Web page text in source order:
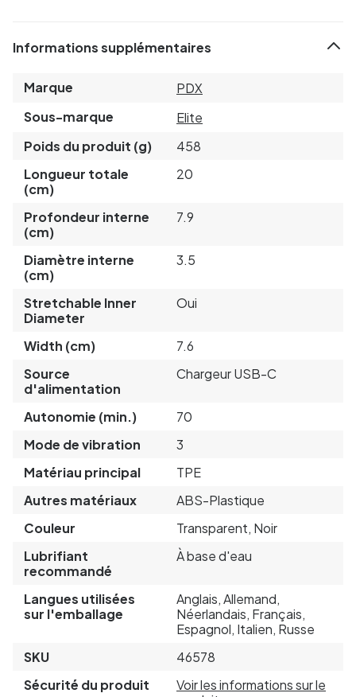
Informations supplémentaires
Marque
PDX
Sous-marque
Elite
Poids du produit (g)
458
Longueur totale
(cm)
20
Profondeur interne
(cm)
7.9
Diamètre interne
(cm)
3.5
Stretchable Inner
Diameter
Oui
Width (cm)
7.6
Source
d'alimentation
Chargeur USB-C
Autonomie (min.)
70
Mode de vibration
3
Matériau principal
TPE
Autres matériaux
ABS-Plastique
Couleur
Transparent, Noir
Lubrifiant
recommandé
À base d'eau
Langues utilisées
sur l'emballage
Anglais, Allemand,
Néerlandais, Français,
Espagnol, Italien, Russe
SKU
46578
Sécurité du produit
Voir les informations sur le